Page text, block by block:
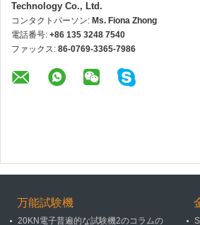
Technology Co., Ltd.
コンタクトパーソン: Ms. Fiona Zhong
電話番号: +86 135 3248 7540
ファックス: 86-0769-3365-7986
万能試験機
20KN電子普遍的な試験機2のコラムの